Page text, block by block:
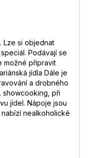
Lze si objednat
Podávají se
možné připravit
jídla Dále je
a drobného
showcooking, při
jídel. Nápoje jsou
nealkoholické